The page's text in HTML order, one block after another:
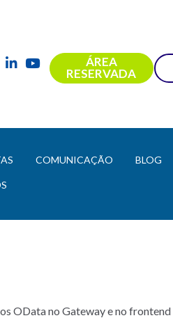
ÁREA
RESERVADA
COMUNICAÇÃO BLOG
OData no Gateway e no